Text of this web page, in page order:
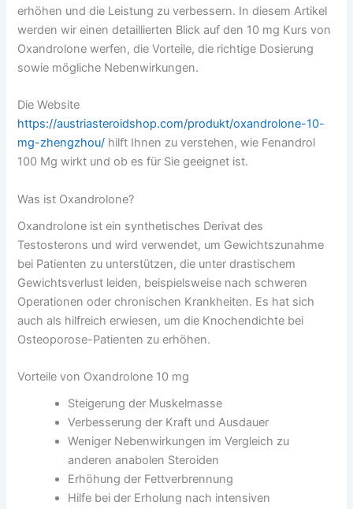
erhöhen und die Leistung zu verbessern. In diesem Artikel
werden wir einen detaillierten Blick auf den 10 mg Kurs von
Oxandrolone werfen, die Vorteile, die richtige Dosierung
sowie mögliche Nebenwirkungen.
Die Website
https://austriasteroidshop.com/produkt/oxandrolone-10-
mg-zhengzhou/ hilft Ihnen zu verstehen, wie Fenandrol
100 Mg wirkt und ob es für Sie geeignet ist.
Was ist Oxandrolone?
Oxandrolone ist ein synthetisches Derivat des
Testosterons und wird verwendet, um Gewichtszunahme
bei Patienten zu unterstützen, die unter drastischem
Gewichtsverlust leiden, beispielsweise nach schweren
Operationen oder chronischen Krankheiten. Es hat sich
auch als hilfreich erwiesen, um die Knochendichte bei
Osteoporose-Patienten zu erhöhen.
Vorteile von Oxandrolone 10 mg
Steigerung der Muskelmasse
Verbesserung der Kraft und Ausdauer
Weniger Nebenwirkungen im Vergleich zu
anderen anabolen Steroiden
Erhöhung der Fettverbrennung
Hilfe bei der Erholung nach intensiven